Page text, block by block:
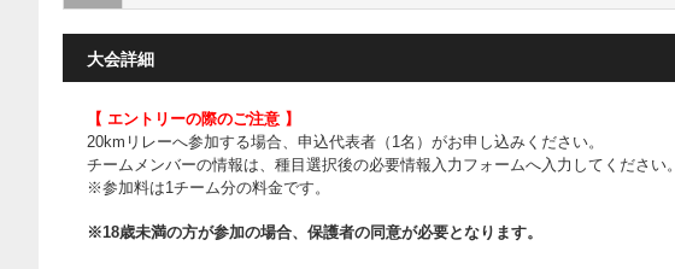
大会詳細
【 エントリーの際のご注意 】
20kmリレーへ参加する場合、申込代表者（1名）がお申し込みください。
チームメンバーの情報は、種目選択後の必要情報入力フォームへ入力してください。
※参加料は1チーム分の料金です。
※18歳未満の方が参加の場合、保護者の同意が必要となります。